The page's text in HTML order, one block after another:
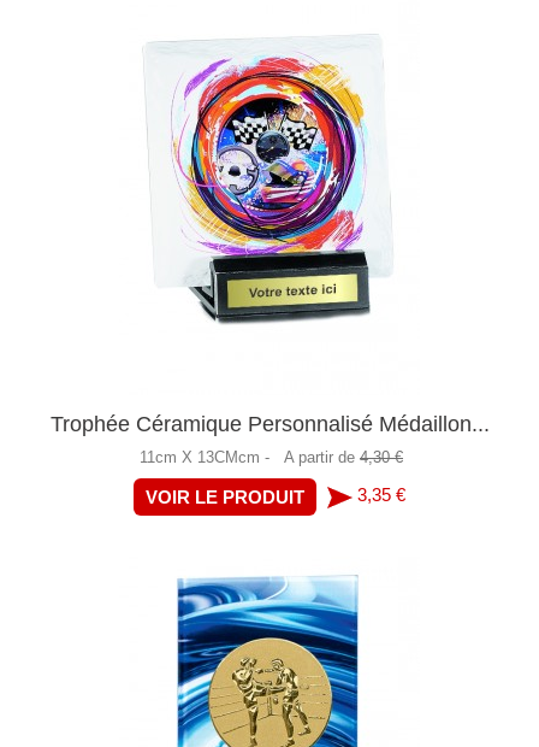
Trophée Céramique Personnalisé Médaillon...
11cm X 13CMcm - A partir de 4,30 €
VOIR LE PRODUIT 3,35 €